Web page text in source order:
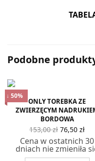
Podobne
↓ 50%
ONLY TOREBKA ZE
ZWIERZĘCYM
BORDOWA
153,00zł Pierwotna
cena
wynosiła:
153,00 zł.
76,50 zł
Cena w ostatnich 30
dniach nie zmieniła